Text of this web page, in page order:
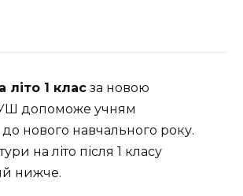
літо 1 клас за новою
допоможе учням
до нового навчального року.
на літо після 1 класу
нижче.